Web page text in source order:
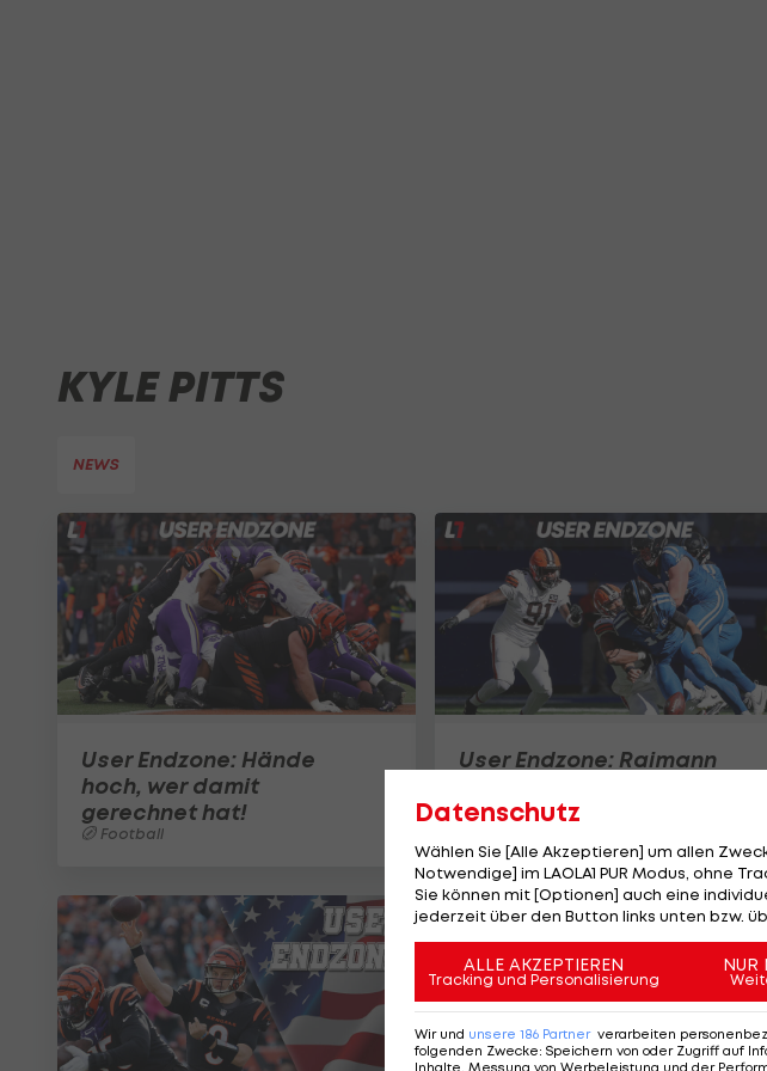
KYLE PITTS
NEWS
User Endzone: Hände
hoch, wer damit
gerechnet hat!
Football
User Endzone: Raimann
herausragend
Datenschutz
Wählen Sie [Alle Akzeptieren] um allen
Notwendige] im LAOLA1 PUR Modus, ohne
Sie können mit [Optionen] auch eine
jederzeit über den Button links unten bzw.
ALLE AKZEPTIEREN
Tracking und Personalisierung
NUR
Wir und unsere 186 Partner verarbeiten
folgenden Zwecke: Speichern von oder Zugriff auf
Inhalte, Messung von Werbeleistung und der